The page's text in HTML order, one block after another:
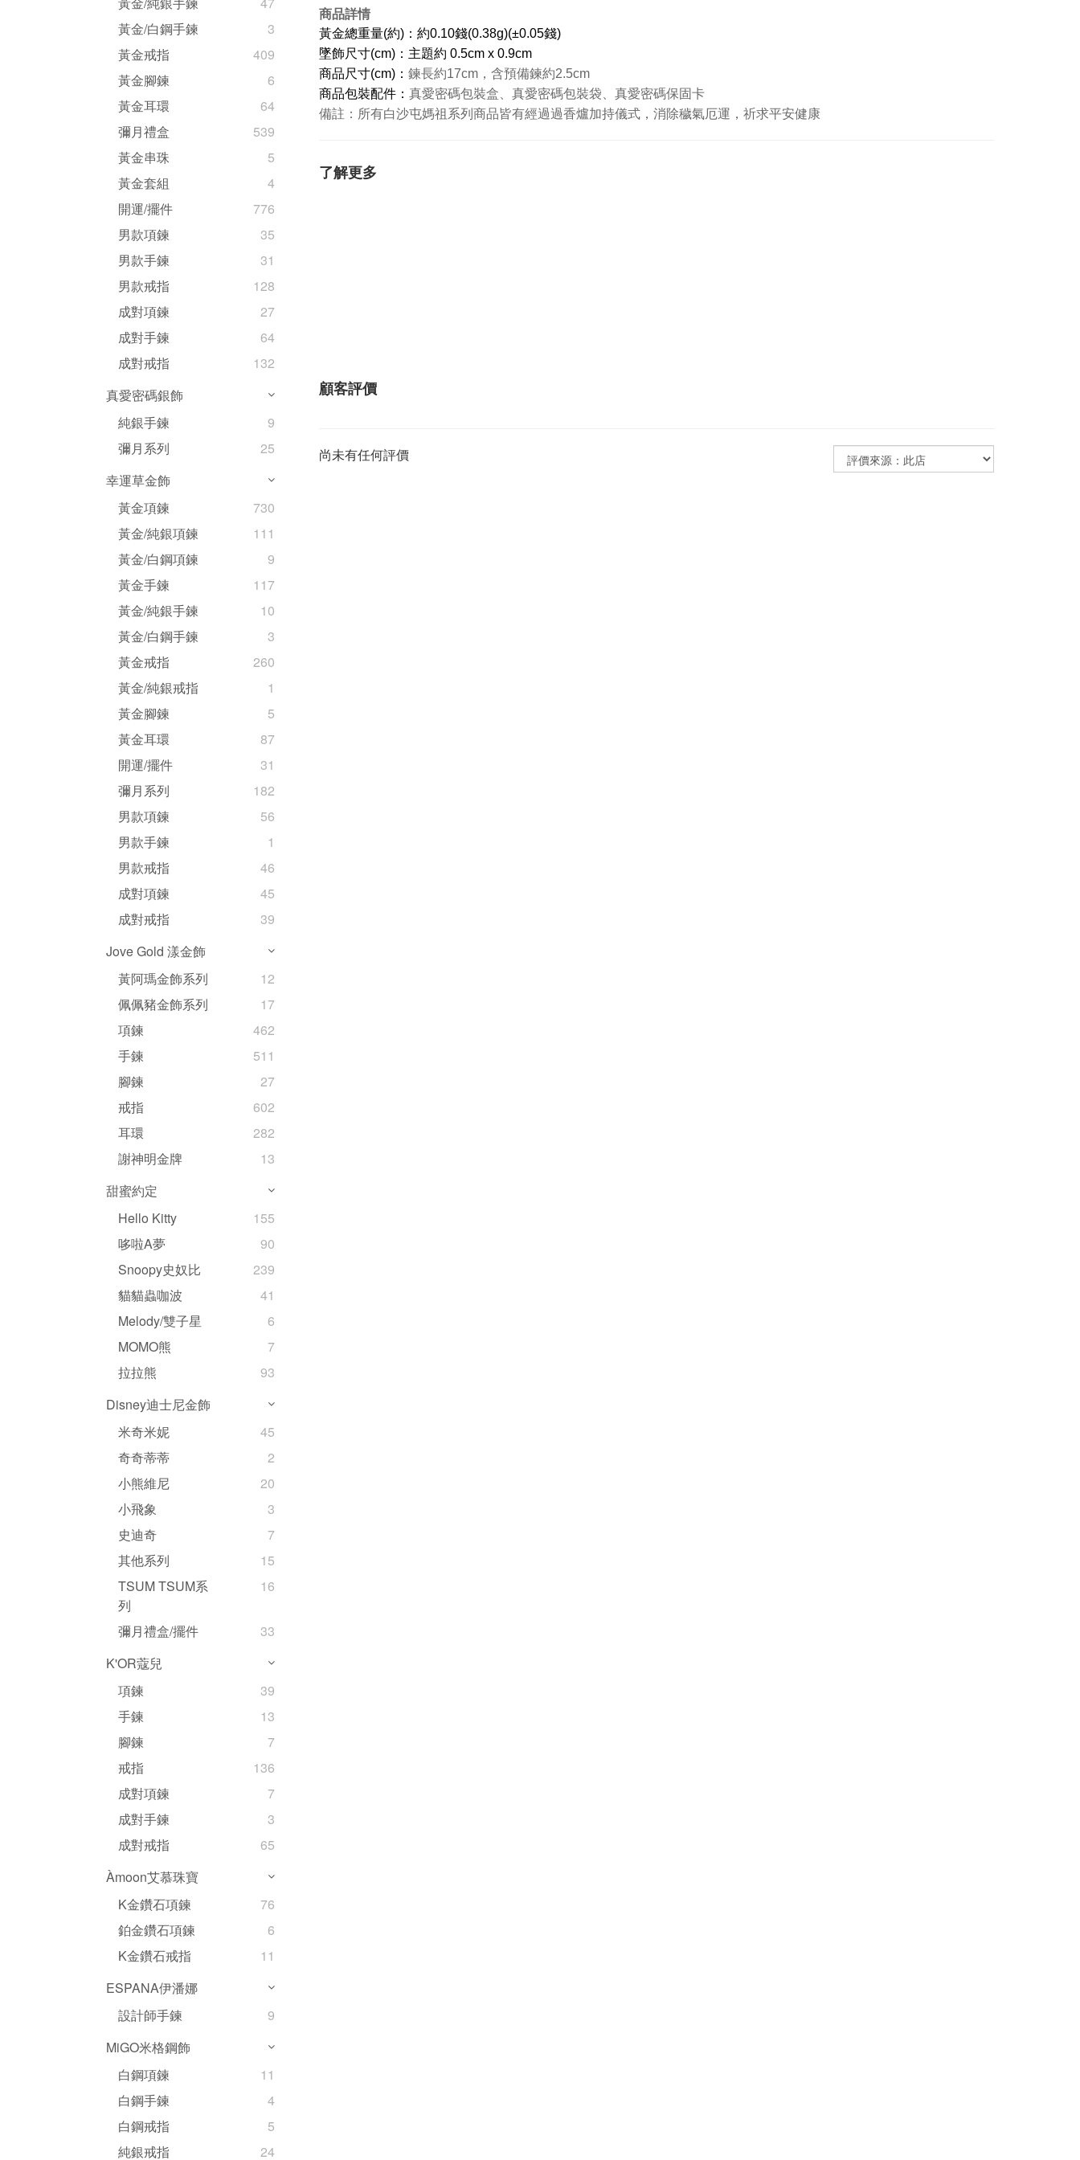
黃金/白鋼手鍊
3
黃金戒指
409
黃金腳鍊
6
黃金耳環
64
彌月禮盒
539
黃金串珠
5
黃金套組
4
開運/擺件
776
男款項鍊
35
男款手鍊
31
男款戒指
128
成對項鍊
27
成對手鍊
64
成對戒指
132
真愛密碼銀飾
純銀手鍊
9
彌月系列
25
幸運草金飾
黃金項鍊
730
黃金/純銀項鍊
111
黃金/白鋼項鍊
9
黃金手鍊
117
黃金/純銀手鍊
10
黃金/白鋼手鍊
3
黃金戒指
260
黃金/純銀戒指
1
黃金腳鍊
5
黃金耳環
87
開運/擺件
31
彌月系列
182
男款項鍊
56
男款手鍊
1
男款戒指
46
成對項鍊
45
成對戒指
39
Jove Gold 漾金飾
黃阿瑪金飾系列
12
佩佩豬金飾系列
17
項鍊
462
手鍊
511
腳鍊
27
戒指
602
耳環
282
謝神明金牌
13
甜蜜約定
Hello Kitty
155
哆啦A夢
90
Snoopy史奴比
239
貓貓蟲咖波
41
Melody/雙子星
6
MOMO熊
7
拉拉熊
93
Disney迪士尼金飾
米奇米妮
45
奇奇蒂蒂
2
小熊維尼
20
小飛象
3
史迪奇
7
其他系列
15
TSUM TSUM系
列
16
彌月禮盒/擺件
33
K'OR蔻兒
項鍊
39
手鍊
13
腳鍊
7
戒指
136
成對項鍊
7
成對手鍊
3
成對戒指
65
Àmoon艾慕珠寶
K金鑽石項鍊
76
鉑金鑽石項鍊
6
K金鑽石戒指
11
ESPANA伊潘娜
設計師手鍊
9
MiGO米格鋼飾
白鋼項鍊
11
白鋼手鍊
4
白鋼戒指
5
純銀戒指
24
商品詳情
黃金總重量(約)：約0.10錢(0.38g)(±0.05錢)
墜飾尺寸(cm)：主題約 0.5cm x 0.9cm
商品尺寸(cm)： 鍊長約17cm，含預備鍊約2.5cm
商品包裝配件： 真愛密碼包裝盒、真愛密碼包裝袋、真愛密碼保固卡
備註： 所有白沙屯媽祖系列商品皆有經過過香爐加持儀式，消除穢氣厄運，祈求平安健康
了解更多
顧客評價
尚未有任何評價